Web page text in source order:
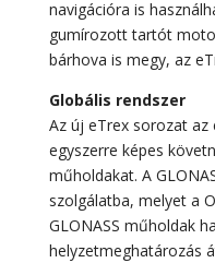
navigációra is
gumírozott tartót
bárhova is megy, az
Globális rendszer
Az új eTrex sorozat az
egyszerre képes
műholdakat. A
szolgálatba, melyet a
GLONASS műholdak
helyzetmeghatározás